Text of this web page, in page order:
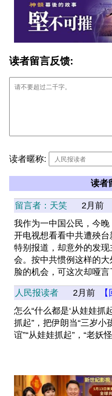
读者留言反馈:
读者暱称:
读者
留言者：天笑 2月前
我作为一中国公民，今
开电视想看看中共遭殃
特别报道，却意外的发
会。按中共惯例这样的
脸的机会，可这次却哑言
人民报读者 2月前
怎么“什么都是‘从娃娃抓
抓起”，把伊朗当“三岁小
谊”“从娃娃抓起”，“老妖